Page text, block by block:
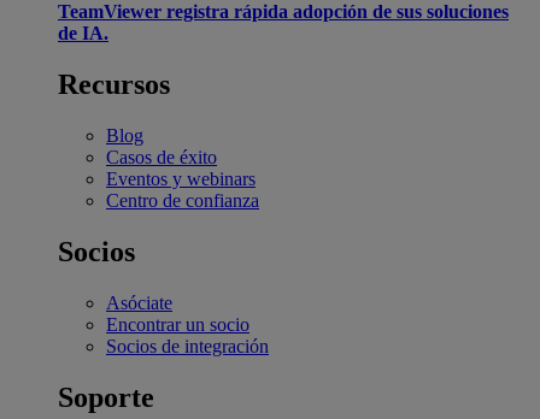
TeamViewer registra rápida adopción de sus soluciones
de IA.
Recursos
Blog
Casos de éxito
Eventos y webinars
Centro de confianza
Socios
Asóciate
Encontrar un socio
Socios de integración
Soporte